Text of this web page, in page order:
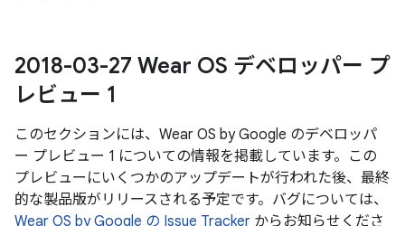
2018-03-27 Wear OS デベロッパー プ
レビュー 1
このセクションには、Wear OS by Google のデベロッパ
ー プレビュー 1 についての情報を掲載しています。この
プレビューにいくつかのアップデートが行われた後、最終
的な製品版がリリースされる予定です。バグについては、
Wear OS by Google の Issue Tracker からお知らせくださ